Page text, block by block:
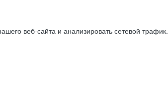
веб-сайта и анализировать сетевой трафик.